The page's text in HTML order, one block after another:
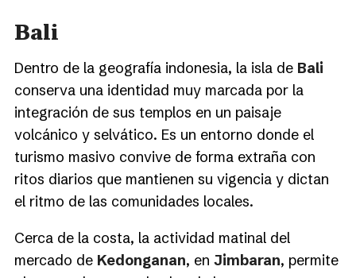
Bali
Dentro de la geografía indonesia, la isla de Bali
conserva una identidad muy marcada por la
integración de sus templos en un paisaje
volcánico y selvático. Es un entorno donde el
turismo masivo convive de forma extraña con
ritos diarios que mantienen su vigencia y dictan
el ritmo de las comunidades locales.
Cerca de la costa, la actividad matinal del
mercado de Kedonganan, en Jimbaran, permite